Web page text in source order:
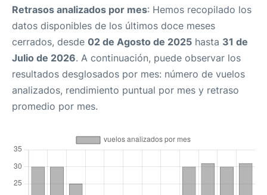
Retrasos analizados por mes: Hemos recopilado los
datos disponibles de los últimos doce meses
cerrados, desde 02 de Agosto de 2025 hasta 31 de
Julio de 2026. A continuación, puede observar los
resultados desglosados por mes: número de vuelos
analizados, rendimiento puntual por mes y retraso
promedio por mes.